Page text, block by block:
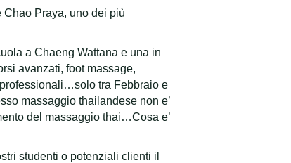
Praya, uno dei più
a Chaeng Wattana e una in
avanzati, foot massage,
tra Febbraio e
massaggio thailandese non e’
del massaggio thai…Cosa e’
studenti o potenziali clienti il